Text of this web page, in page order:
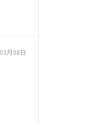
月08日